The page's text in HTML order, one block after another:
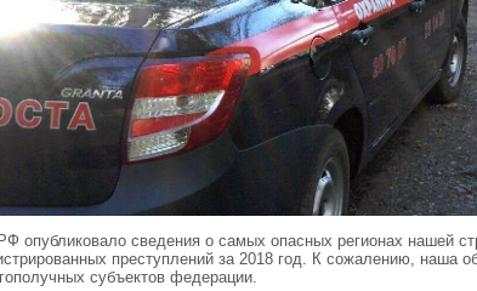
опубликовало сведения о самых опасных регионах нашей
преступлений за 2018 год. К сожалению, наша
субъектов федерации.